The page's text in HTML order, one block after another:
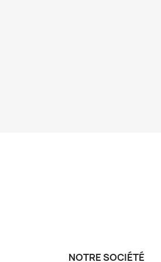
NOTRE SOCIÉTÉ